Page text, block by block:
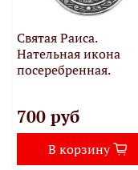
Святая Раиса.
Нательная икона
посеребренная.
700 руб
В корзину